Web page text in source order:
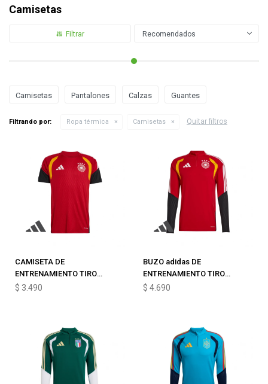
Camisetas
Recomendados
Camisetas Pantalones Calzas Guantes
Filtrando por: Ropa térmica Camisetas Quitar filtros
CAMISETA DE
ENTRENAMIENTO TIRO
ALEMANIA 26
$ 3.490
BUZO adidas DE
ENTRENAMIENTO TIRO
TRAINING ALEMANIA 26
$ 4.690